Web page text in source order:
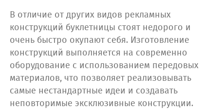
В отличие от других видов рекламных
конструкций буклетницы стоят недорого и
очень быстро окупают себя. Изготовление
конструкций выполняется на современно
оборудование с использованием передовых
материалов, что позволяет реализовывать
самые нестандартные идеи и создавать
неповторимые эксклюзивные конструкции.